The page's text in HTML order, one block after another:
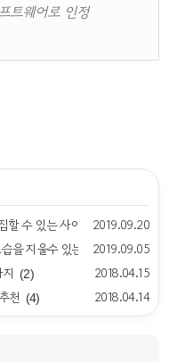
트웨어로 인정
수 있는 사이트 (자르기, 이어 붙
2019.09.20
을 지울수 있는 서비스 (0)
2019.09.05
(2)
2018.04.15
천 (4) 2018.04.14